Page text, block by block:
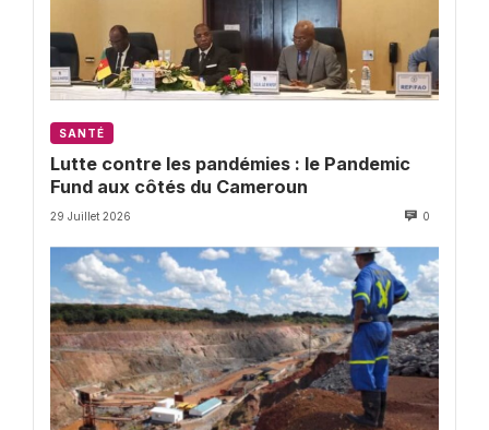
SANTÉ
Lutte contre les pandémies : le Pandemic
Fund aux côtés du Cameroun
29 Juillet 2026 0